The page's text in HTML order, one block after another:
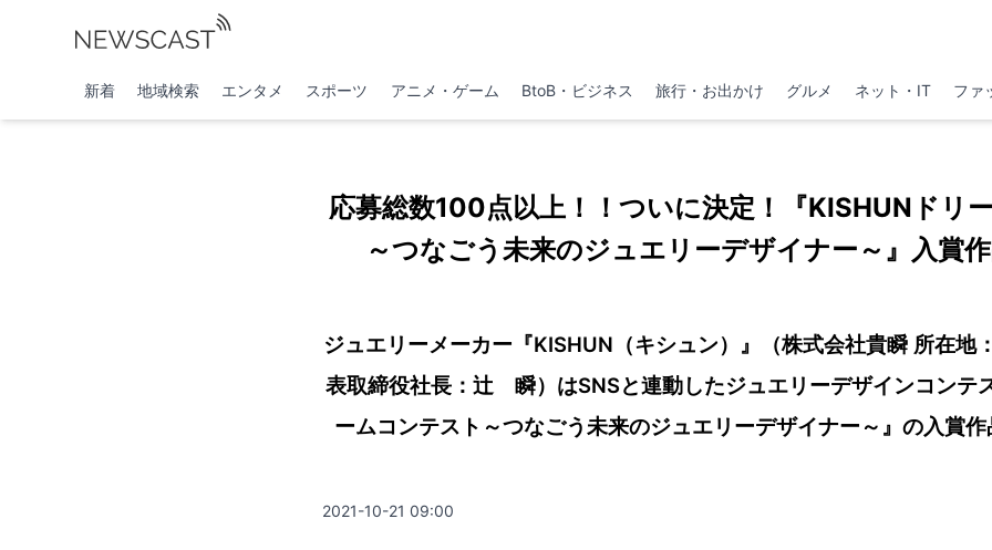
新着 地域検索 エンタメ スポーツ アニメ・ゲーム BtoB・ビジネス 旅行・お出かけ グルメ ネット・IT ファ
応募総数100点以上！！ついに決定！『KISHUNドリ
～つなごう未来のジュエリーデザイナー～』入賞作
ジュエリーメーカー『KISHUN（キシュン）』（株式会社貴瞬 所在地
表取締役社長：辻 瞬）はSNSと連動したジュエリーデザインコンテ
ームコンテスト～つなごう未来のジュエリーデザイナー～』の入賞作
2021-10-21 09:00